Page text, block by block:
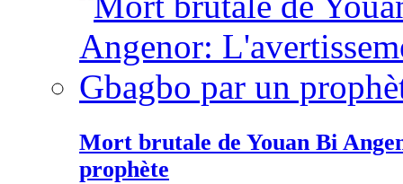
Mort brutale de Youan Bi
prophète